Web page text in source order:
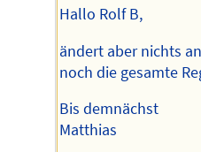
Hallo Rolf B,
ändert aber nichts
noch die gesamte
Bis demnächst
Matthias